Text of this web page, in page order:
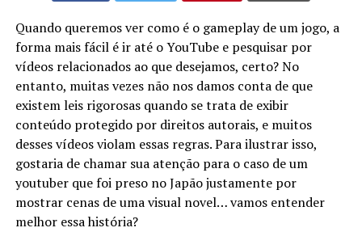
Quando queremos ver como é o gameplay de um jogo, a
forma mais fácil é ir até o YouTube e pesquisar por
vídeos relacionados ao que desejamos, certo? No
entanto, muitas vezes não nos damos conta de que
existem leis rigorosas quando se trata de exibir
conteúdo protegido por direitos autorais, e muitos
desses vídeos violam essas regras. Para ilustrar isso,
gostaria de chamar sua atenção para o caso de um
youtuber que foi preso no Japão justamente por
mostrar cenas de uma visual novel… vamos entender
melhor essa história?